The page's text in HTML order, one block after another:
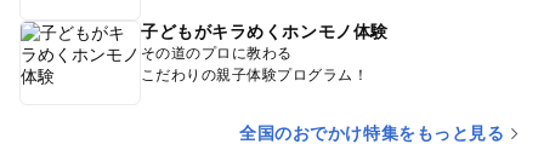
子どもがキラめくホンモノ体験
その道のプロに教わる
こだわりの親子体験プログラム！
全国のおでかけ特集をもっと見る